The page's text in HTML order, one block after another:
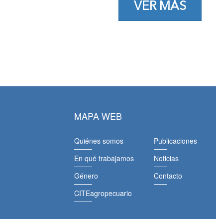
VER MÁS
MAPA WEB
Quiénes somos
En qué trabajamos
Género
CITEagropecuario
Publicaciones
Noticias
Contacto